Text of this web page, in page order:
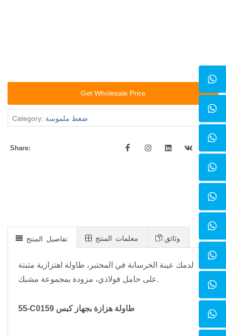
Get Wholesale Price
Category: ضغط ملموسة
Share:
تفاصيل المنتج معلمات المنتج وثائق
لدمك عينة الخرسانة في المختبر، طاولة اهتزازية مثبتة
على حامل فولاذي، مزودة بمجموعة مشبك.
55-C0159 طاولة هزازة بجهاز كبس